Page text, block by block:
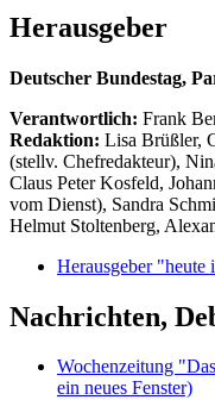
Herausgeber
Deutscher Bundestag,
Verantwortlich: Frank
Redaktion: Lisa Brüßler,
(stellv. Chefredakteur),
Claus Peter Kosfeld,
vom Dienst), Sandra
Helmut Stoltenberg,
Herausgeber "heute
Nachrichten,
Wochenzeitung
ein neues Fenster)